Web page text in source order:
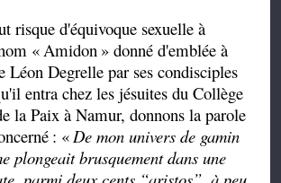
risque d'équivoque sexuelle à
«Amidon » donné d'emblée à
Léon Degrelle par ses condisciples
entra chez les jésuites du Collège
la Paix à Namur, donnons la parole
: «De mon univers de gamin
plongeait brusquement dans une